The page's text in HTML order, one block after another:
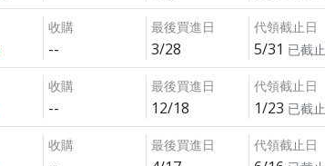
收購
--
最後買進日
3/28
代領截止日
5/31 已截止
收購
--
最後買進日
12/18
代領截止日
1/23 已截止
收購 最後買進日 代領截止日